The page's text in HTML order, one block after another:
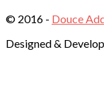
© 2016 - Douce
Designed &